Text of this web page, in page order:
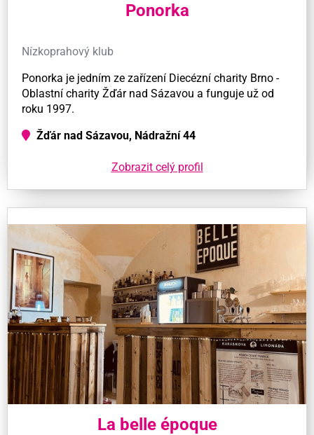
Ponorka
Nízkoprahový klub
Ponorka je jedním ze zařízení Diecézní charity Brno -
Oblastní charity Žďár nad Sázavou a funguje už od
roku 1997.
Žďár nad Sázavou, Nádražní 44
Zobrazit celý profil
La belle époque